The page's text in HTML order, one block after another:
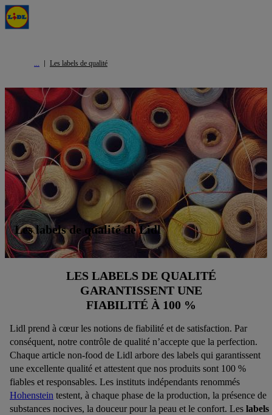
Les labels de qualité
Les labels de qualité de Lidl
LES LABELS DE QUALITÉ
GARANTISSENT UNE
FIABILITÉ À 100 %
Lidl prend à cœur les notions de fiabilité et de satisfaction. Par
conséquent, notre contrôle de qualité n’accepte que la perfection.
Chaque article non-food de Lidl arbore des labels qui garantissent
une excellente qualité et attestent que nos produits sont 100 %
fiables et responsables. Les instituts indépendants renommés
Hohenstein testent, à chaque phase de la production, la présence de
substances nocives, la douceur pour la peau et le confort. Les labels